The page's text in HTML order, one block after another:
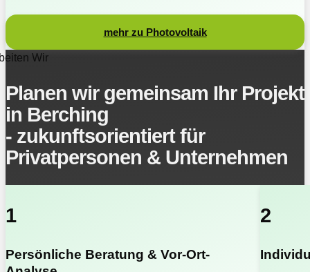
mehr zu Photovoltaik
Wir
Planen wir gemeinsam Ihr Projekt
in Berching
- zukunftsorientiert für
Privatpersonen & Unternehmen
1
Persönliche Beratung & Vor-Ort-
2